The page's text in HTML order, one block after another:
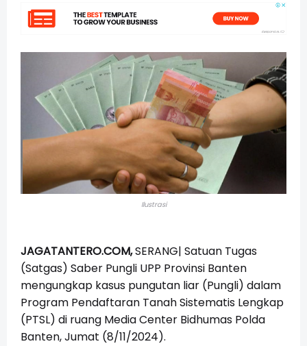
Ilustrasi
JAGATANTERO.COM,SERANG| Satuan Tugas
(Satgas) Saber Pungli UPP Provinsi Banten
mengungkap kasus pungutan liar (Pungli) dalam
Program Pendaftaran Tanah Sistematis Lengkap
(PTSL) di ruang Media Center Bidhumas Polda
Banten, Jumat (8/11/2024).